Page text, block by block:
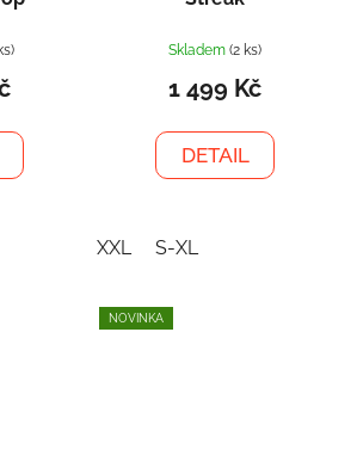
Skladem (2 ks)
1 499 Kč
DETAIL
XXL S-XL
NOVINKA